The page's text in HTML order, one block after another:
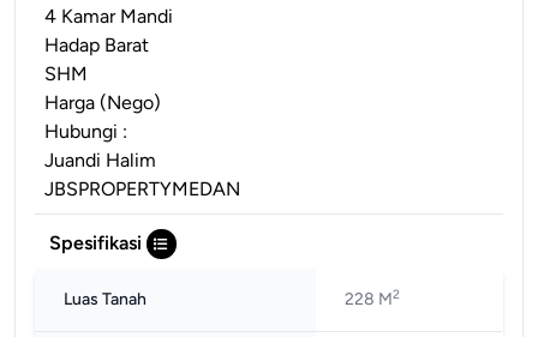
4 Kamar Mandi
Hadap Barat
SHM
Harga (Nego)
Hubungi :
Juandi Halim
JBSPROPERTYMEDAN
Spesifikasi
Luas Tanah 228 M2